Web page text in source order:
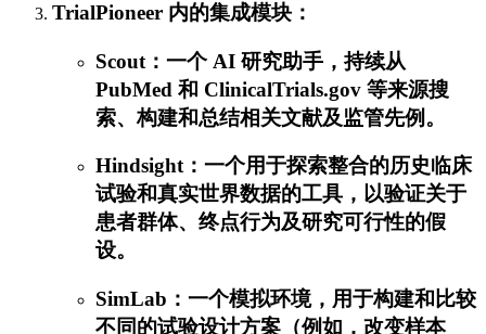
TrialPioneer 内的集成模块：
Scout：一个 AI 研究助手，持续从
PubMed 和 ClinicalTrials.gov 等来源搜
索、构建和总结相关文献及监管先例。
Hindsight：一个用于探索整合的历史临床
试验和真实世界数据的工具，以验证关于
患者群体、终点行为及研究可行性的假
设。
SimLab：一个模拟环境，用于构建和比较
不同的试验设计方案（例如，改变样本